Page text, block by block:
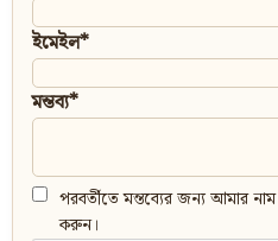
ইমেইল*
মন্তব্য*
পরবর্তীতে মন্তব্যের জন্য আমার
করুন।